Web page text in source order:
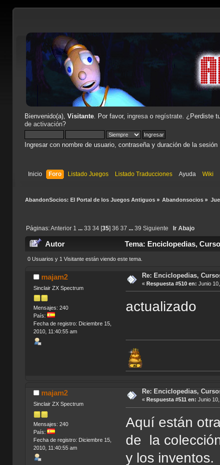
Bienvenido(a), Visitante. Por favor, ingresao regístrate. ¿Perdiste
de activación?
Ingresar con nombre de usuario, contraseña y duración de la sesión
Inicio Foro Listado Juegos Listado Traducciones Ayuda Wiki
AbandonSocios: El Portal de los Juegos Antiguos» Abandonsocios »
Páginas:Anterior 1 ... 33 34[35] 36 37 ... 39 Siguiente Ir Abajo
Autor Tema: Enciclopedias,
0 Usuarios y 1 Visitante están viendo este tema.
majam2
Sinclair ZX Spectrum
Mensajes: 240
País:
Fecha de registro: Diciembre 15,
2010, 11:40:55 am
Re: Enciclopedias,
« Respuesta #510 en: Junio
actualizado
majam2
Sinclair ZX Spectrum
Mensajes: 240
País:
Fecha de registro: Diciembre 15,
2010, 11:40:55 am
Re: Enciclopedias,
« Respuesta #511 en: Junio
Aquí están
de la
y los inventos.